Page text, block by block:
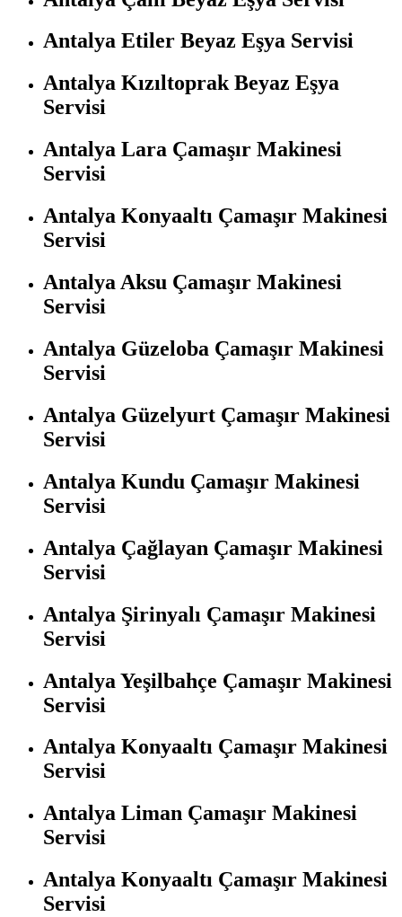
Antalya Etiler Beyaz Eşya Servisi
Antalya Kızıltoprak Beyaz Eşya
Servisi
Antalya Lara Çamaşır Makinesi
Servisi
Antalya Konyaaltı Çamaşır Makinesi
Servisi
Antalya Aksu Çamaşır Makinesi
Servisi
Antalya Güzeloba Çamaşır Makinesi
Servisi
Antalya Güzelyurt Çamaşır Makinesi
Servisi
Antalya Kundu Çamaşır Makinesi
Servisi
Antalya Çağlayan Çamaşır Makinesi
Servisi
Antalya Şirinyalı Çamaşır Makinesi
Servisi
Antalya Yeşilbahçe Çamaşır Makinesi
Servisi
Antalya Konyaaltı Çamaşır Makinesi
Servisi
Antalya Liman Çamaşır Makinesi
Servisi
Antalya Konyaaltı Çamaşır Makinesi
Servisi